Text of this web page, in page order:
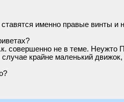
именно правые винты и
совершенно не в теме. Неужто
крайне маленький движок,